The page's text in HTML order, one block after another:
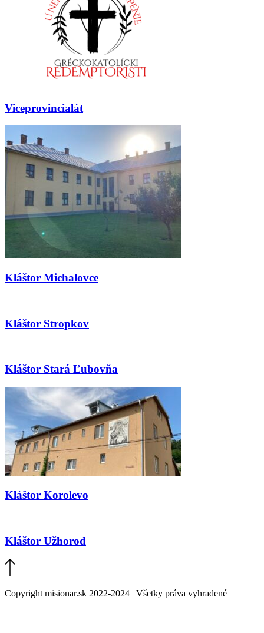
Viceprovincialát
Kláštor Michalovce
Kláštor Stropkov
Kláštor Stará Ľubovňa
Kláštor Korolevo
Kláštor Užhorod
Copyright misionar.sk 2022-2024 | Všetky práva vyhradené |